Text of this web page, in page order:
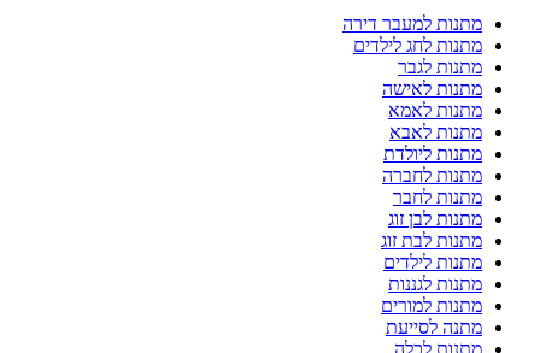
מתנות למעבר דירה
מתנות לחג לילדים
מתנות לגבר
מתנות לאישה
מתנות לאמא
מתנות לאבא
מתנות ליולדת
מתנות לחברה
מתנות לחבר
מתנות לבן זוג
מתנות לבת זוג
מתנות לילדים
מתנות לגננות
מתנות למורים
מתנה לסייעת
מתנות לכלה